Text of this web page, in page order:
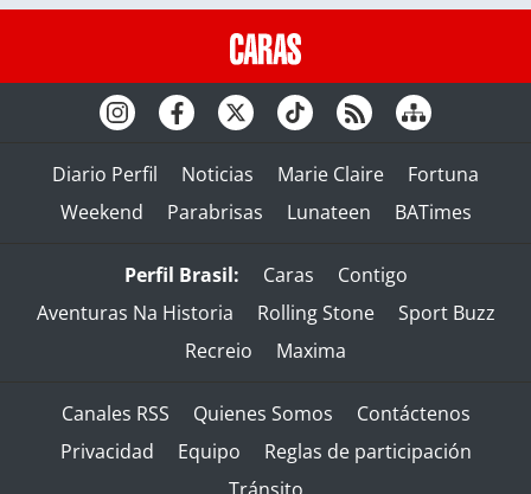
Diario Perfil Noticias Marie Claire
Fortuna
Weekend
Parabrisas Lunateen BATimes
Perfil Brasil: Caras
Contigo
Aventuras Na Historia
Rolling Stone
Sport Buzz
Recreio
Maxima
Canales RSS Quienes Somos
Contáctenos
Privacidad
Equipo
Reglas de participación